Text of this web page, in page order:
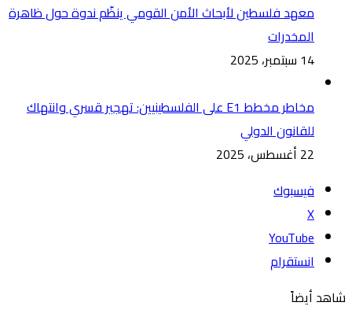
معهد فلسطين لأبحاث الأمن القومي ينظّم ندوة حول ظاهرة
المخدرات
14 سبتمبر، 2025
مخاطر مخطط E1 على الفلسطينيين: تهجير قسري وانتهاك
للقانون الدولي
22 أغسطس، 2025
فيسبوك
‫X
‫YouTube
انستقرام
شاهد أيضاً